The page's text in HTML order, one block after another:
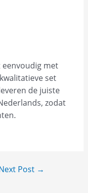
met
set
de juiste
zodat
Post →